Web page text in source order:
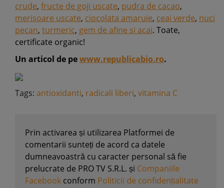
crude, fructe de goji uscate, pudra de cacao,
merisoare uscate, ciocolata amaruie, ceai verde, nuci
pecan, turmeric, gem de afine si acai. Toate,
certificate organic!
Un articol de pewww.republicabio.ro.
Tags: antioxidanti, radicali liberi, vitamina C
Prin activarea și utilizarea Platformei de
comentarii sunteți de acord ca datele
dumneavoastră cu caracter personal să fie
prelucrate de PRO TV S.R.L. și Companiile
Facebook conform Politicii de confidențialitate